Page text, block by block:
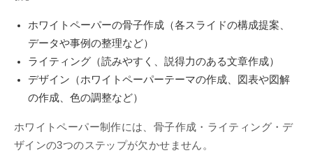
ホワイトペーパーの骨子作成（各スライドの構成提案、
データや事例の整理など）
ライティング（読みやすく、説得力のある文章作成）
デザイン（ホワイトペーパーテーマの作成、図表や図解
の作成、色の調整など）
ホワイトペーパー制作には、骨子作成・ライティング・デ
ザインの3つのステップが欠かせません。